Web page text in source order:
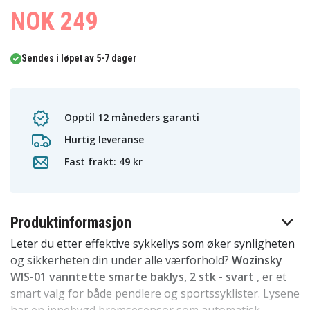
NOK 249
Sendes i løpet av 5-7 dager
Opptil 12 måneders garanti
Hurtig leveranse
Fast frakt: 49 kr
Produktinformasjon
Leter du etter effektive sykkellys som øker synligheten
og sikkerheten din under alle værforhold? Wozinsky
WIS-01 vanntette smarte baklys, 2 stk - svart , er et
smart valg for både pendlere og sportssyklister. Lysene